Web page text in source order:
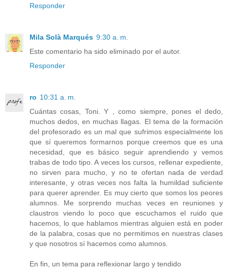
Responder
Mila Solà Marqués 9:30 a. m.
Este comentario ha sido eliminado por el autor.
Responder
ro 10:31 a. m.
Cuántas cosas, Toni. Y , como siempre, pones el dedo,
muchos dedos, en muchas llagas. El tema de la formación
del profesorado es un mal que sufrimos especialmente los
que sí queremos formarnos porque creemos que es una
necesidad, que es básico seguir aprendiendo y vemos
trabas de todo tipo. A veces los cursos, rellenar expediente,
no sirven para mucho, y no te ofertan nada de verdad
interesante, y otras veces nos falta la humildad suficiente
para querer aprender. Es muy cierto que somos los peores
alumnos. Me sorprendo muchas veces en reuniones y
claustros viendo lo poco que escuchamos el ruido que
hacemos, lo que hablamos mientras alguien está en poder
de la palabra, cosas que no permitimos en nuestras clases
y que nosotros sí hacemos como alumnos.
En fin, un tema para reflexionar largo y tendido